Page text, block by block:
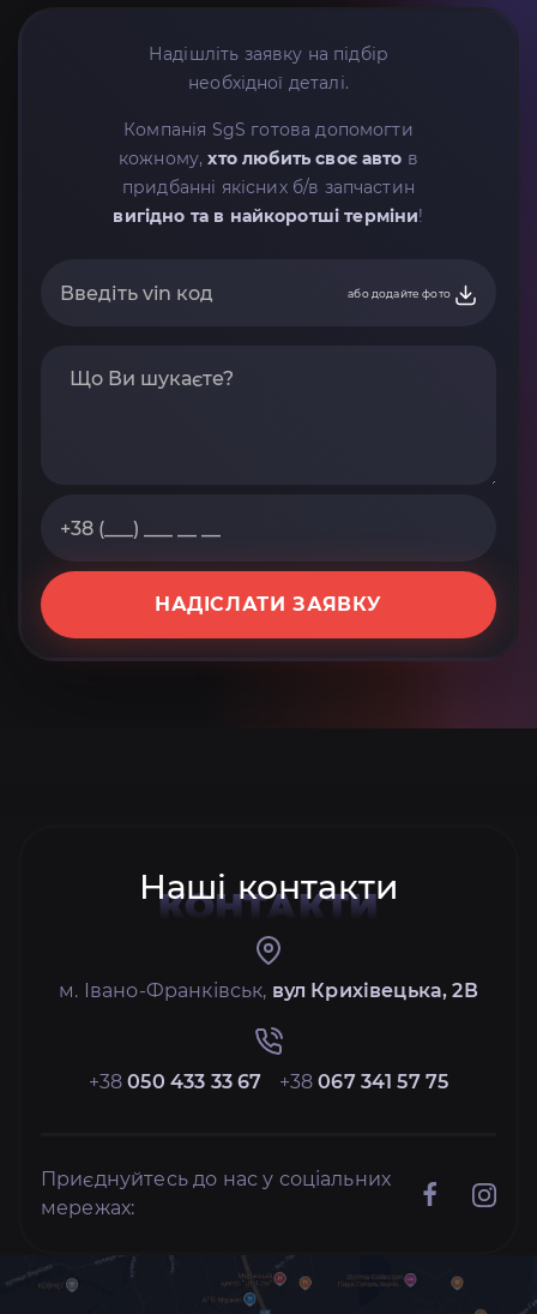
Надішліть заявку на підбір
необхідної деталі.
Компанія SgS готова допомогти
кожному,хто любить своє авто в
придбанні якісних б/в запчастин
вигідно та в найкоротші терміни!
або додайте фото
НАДІСЛАТИ ЗАЯВКУ
Наші контакти
КОНТАКТИ
м. Івано-Франківськ, вул Крихівецька, 2В
+38050 433 33 67 +38067 341 57 75
Приєднуйтесь до нас у соціальних
мережах: